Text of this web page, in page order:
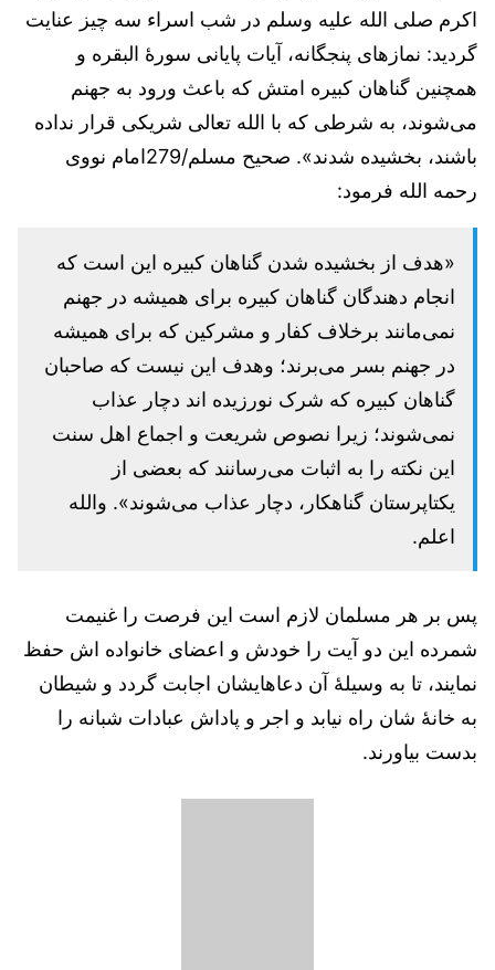
اکرم صلی الله علیه وسلم در شب اسراء سه چیز عنایت
گردید: نمازهای پنجگانه، آیات پایانی سورۀ البقره و
همچنین گناهان کبیره امتش که باعث ورود به جهنم
می‌شوند، به شرطی که با الله تعالی شریکی قرار نداده
باشند، بخشیده شدند». صحیح مسلم/279امام نووی
رحمه الله فرمود:
«هدف از بخشیده شدن گناهان کبیره این است که
انجام دهندگان گناهان کبیره برای همیشه در جهنم
نمی‌مانند برخلاف کفار و مشرکین که برای همیشه
در جهنم بسر می‌برند؛ وهدف این نیست که صاحبان
گناهان کبیره که شرک نورزیده اند دچار عذاب
نمی‌شوند؛ زیرا نصوص شریعت و اجماع اهل سنت
این نکته را به اثبات می‌رسانند که بعضی از
یکتاپرستان گناهکار، دچار عذاب می‌شوند». والله
اعلم.
پس بر هر مسلمان لازم است این فرصت را غنیمت
شمرده این دو آیت را خودش و اعضای خانواده اش حفظ
نمایند، تا به وسیلۀ آن دعاهایشان اجابت گردد و شیطان
به خانۀ شان راه نیابد و اجر و پاداش عبادات شبانه را
بدست بیاورند.